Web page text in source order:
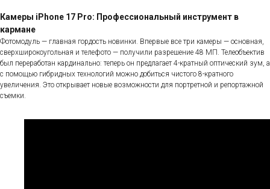
Камеры iPhone 17 Pro: Профессиональный инструмент в
кармане
Фотомодуль — главная гордость новинки. Впервые все три камеры — основная,
сверхширокоугольная и телефото — получили разрешение 48 МП. Телеобъектив
был переработан кардинально: теперь он предлагает 4-кратный оптический зум, а
с помощью гибридных технологий можно добиться чистого 8-кратного
увеличения. Это открывает новые возможности для портретной и репортажной
съемки.